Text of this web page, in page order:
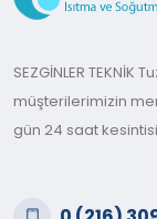
SEZGİNLER
müşterilerimizin
gün 24 saat